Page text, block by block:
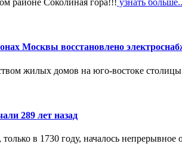
районе Соколиная гора!!! узнать
Москвы восстановлено
жилых домов на юго-востоке столицы
289 лет назад
только в 1730 году, началось